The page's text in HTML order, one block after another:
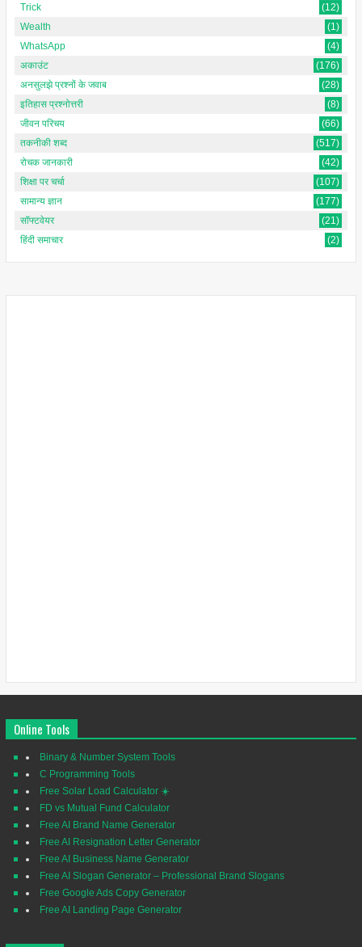
Trick
(12)
Wealth
(1)
WhatsApp
(4)
अकाउंट
(176)
अनसुलझे प्रश्नों के जवाब
(28)
इतिहास प्रश्नोत्तरी
(8)
जीवन परिचय
(66)
तकनीकी शब्द
(517)
रोचक जानकारी
(42)
शिक्षा पर चर्चा
(107)
सामान्य ज्ञान
(177)
सॉफ्टवेयर
(21)
हिंदी समाचार
(2)
Online Tools
Binary & Number System Tools
C Programming Tools
Free Solar Load Calculator ☀️
FD vs Mutual Fund Calculator
Free AI Brand Name Generator
Free AI Resignation Letter Generator
Free AI Business Name Generator
Free AI Slogan Generator – Professional Brand Slogans
Free Google Ads Copy Generator
Free AI Landing Page Generator